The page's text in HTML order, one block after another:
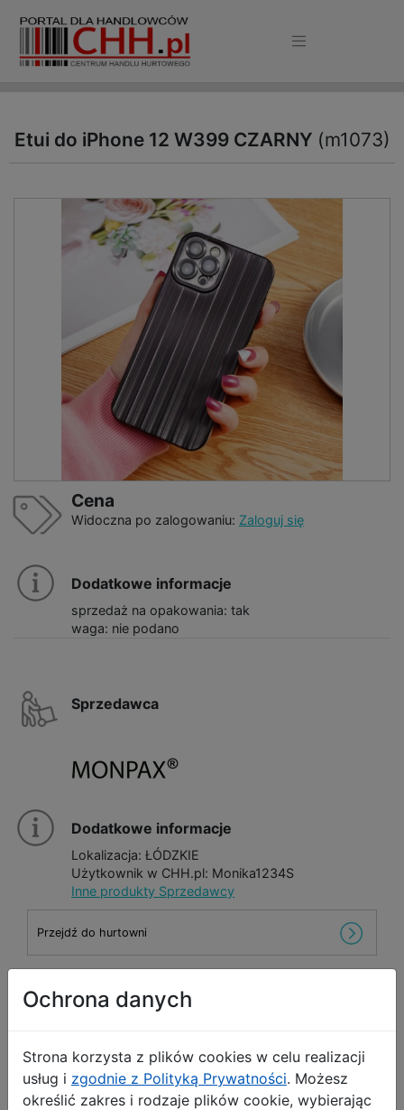
Etui do iPhone 12 W399 CZARNY (m1073)
Cena
Widoczna po zalogowaniu: Zaloguj się
Dodatkowe informacje
sprzedaż na opakowania: tak
waga: nie podano
Sprzedawca
Dodatkowe informacje
Lokalizacja: ŁÓDZKIE
Użytkownik w CHH.pl: Monika1234S
Inne produkty Sprzedawcy
Przejdź do hurtowni
Wyślij wiadomość
Zgłoś produkt
Opis Produktu
Ochrona danych
Strona korzysta z plików cookies w celu realizacji
usług i zgodnie z Polityką Prywatności. Możesz
określić zakres i rodzaje plików cookie, wybierając